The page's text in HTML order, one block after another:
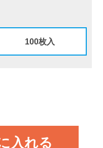
100枚入